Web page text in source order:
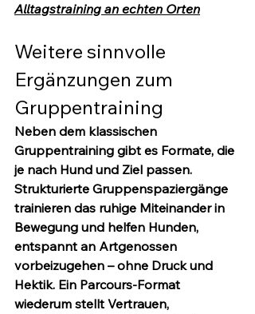
Alltagstraining an echten Orten
Weitere sinnvolle
Ergänzungen zum
Gruppentraining
Neben dem klassischen
Gruppentraining gibt es Formate, die
je nach Hund und Ziel passen.
Strukturierte Gruppenspaziergänge
trainieren das ruhige Miteinander in
Bewegung und helfen Hunden,
entspannt an Artgenossen
vorbeizugehen – ohne Druck und
Hektik. Ein Parcours-Format
wiederum stellt Vertrauen,